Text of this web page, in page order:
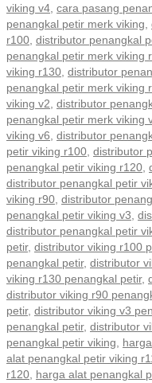
viking v4, cara pasang
penangkal petir merk viking,
r100, distributor penangkal
penangkal petir merk viking
viking r130, distributor
penangkal petir merk viking
viking v2, distributor
penangkal petir merk viking
viking v6, distributor
petir viking r100, distributor
penangkal petir viking r120,
distributor penangkal petir
viking r90, distributor
penangkal petir viking v3,
distributor penangkal petir
petir, distributor viking r100
penangkal petir, distributor
viking r130 penangkal petir,
distributor viking r90
petir, distributor viking v3
penangkal petir, distributor
penangkal petir viking,
alat penangkal petir viking
r120, harga alat penangkal